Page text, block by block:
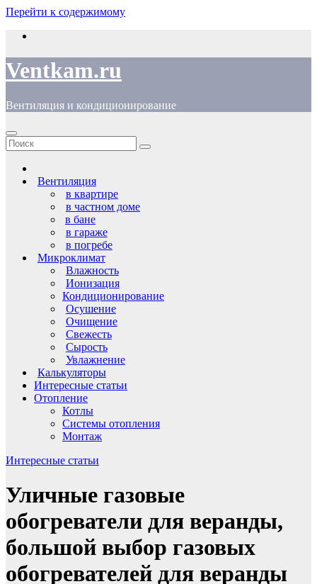
Перейти к содержимому
Ventkam.ru
Вентиляция и кондиционирование
Вентиляция
в квартире
в частном доме
в бане
в гараже
в погребе
Микроклимат
Влажность
Ионизация
Кондиционирование
Осушение
Очищение
Свежесть
Сырость
Увлажнение
Калькуляторы
Интересные статьи
Отопление
Котлы
Системы отопления
Монтаж
Интересные статьи
Уличные газовые
обогреватели для веранды,
большой выбор газовых
обогревателей для веранды